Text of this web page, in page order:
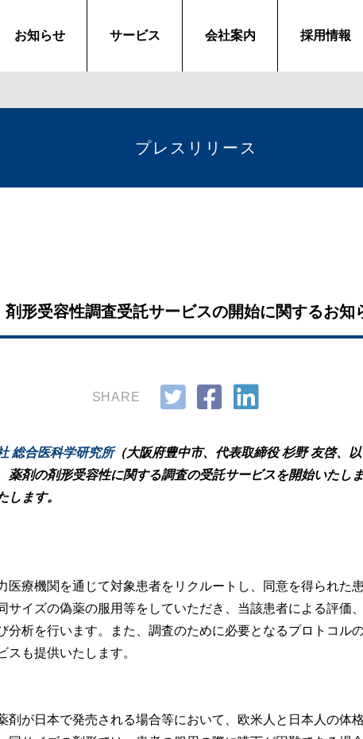
お知らせ サービス 会社案内 採用情報
プレスリリース
剤形受容性調査受託サービスの開始に関するお知
SHARE
総合医科学研究所（大阪府豊中市、代表取締役 杉野 友啓、
薬剤の剤形受容性に関する調査の受託サービスを開始いたし
します。
療機関を通じて対象患者をリクルートし、同意を得られた
サイズの偽薬の服用等をしていただき、当該患者による評価
分析を行います。また、調査のために必要となるプロトコル
スも提供いたします。
が日本で発売される場合等において、欧米人と日本人の体